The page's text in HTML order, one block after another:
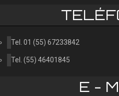
Tel. 01 (55) 67233842
Tel. (55) 46401845
E -